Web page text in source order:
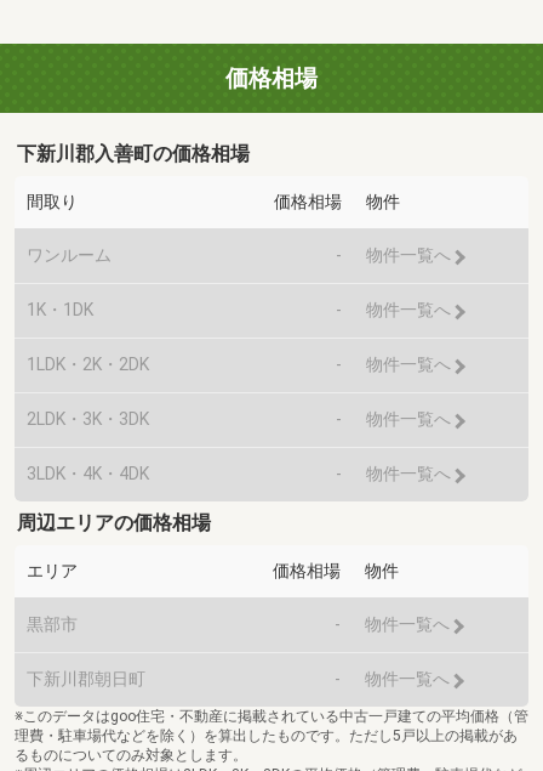
価格相場
下新川郡入善町の価格相場
間取り 価格相場 物件
ワンルーム - 物件一覧へ
1K・1DK - 物件一覧へ
1LDK・2K・2DK - 物件一覧へ
2LDK・3K・3DK - 物件一覧へ
3LDK・4K・4DK - 物件一覧へ
周辺エリアの価格相場
エリア 価格相場 物件
黒部市 - 物件一覧へ
下新川郡朝日町 - 物件一覧へ
※このデータはgoo住宅・不動産に掲載されている中古一戸建ての平均価格（管
理費・駐車場代などを除く）を算出したものです。ただし5戸以上の掲載があ
るものについてのみ対象とします。